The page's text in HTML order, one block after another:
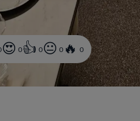
0 0 0 0